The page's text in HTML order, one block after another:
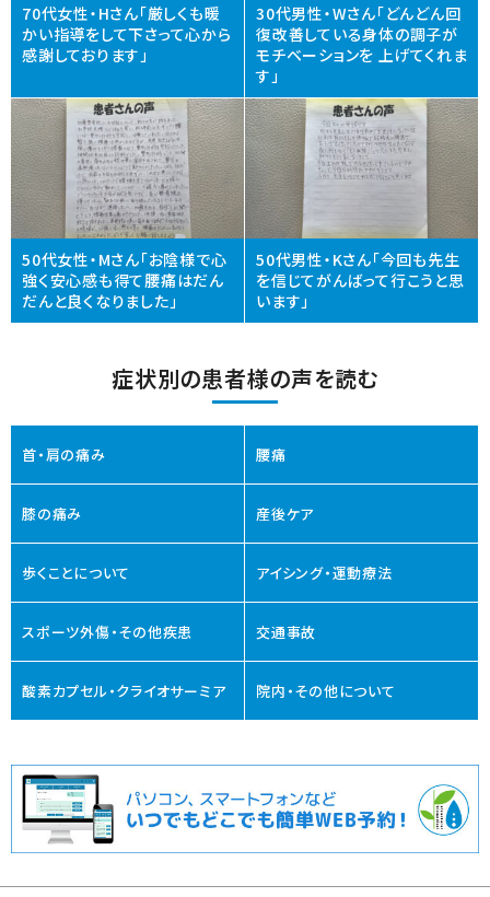
70代女性・Hさん「厳しくも暖
かい指導をして下さって心から
感謝しております」
30代男性・Wさん「どんどん回
復改善している身体の調子が
モチベーションを 上げてくれま
す」
50代女性・Mさん「お陰様で心
強く安心感も得て腰痛はだん
だんと良くなりました」
50代男性・Kさん「今回も先生
を信じてがんばって行こうと思
います」
症状別の患者様の声を読む
首・肩の痛み 腰痛
膝の痛み 産後ケア
歩くことについて アイシング・運動療法
スポーツ外傷・その他疾患 交通事故
酸素カプセル・クライオサーミア 院内・その他について